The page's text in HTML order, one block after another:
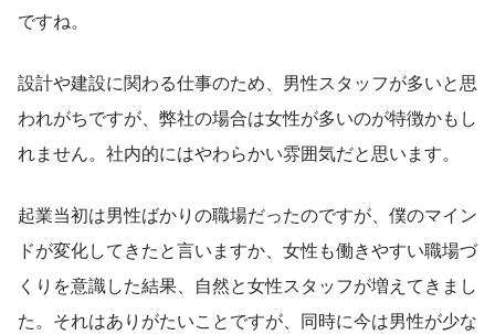
ですね。
設計や建設に関わる仕事のため、男性スタッフが多いと思
われがちですが、弊社の場合は女性が多いのが特徴かもし
れません。社内的にはやわらかい雰囲気だと思います。
起業当初は男性ばかりの職場だったのですが、僕のマイン
ドが変化してきたと言いますか、女性も働きやすい職場づ
くりを意識した結果、自然と女性スタッフが増えてきまし
た。それはありがたいことですが、同時に今は男性が少な